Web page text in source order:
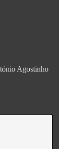
Agostinho